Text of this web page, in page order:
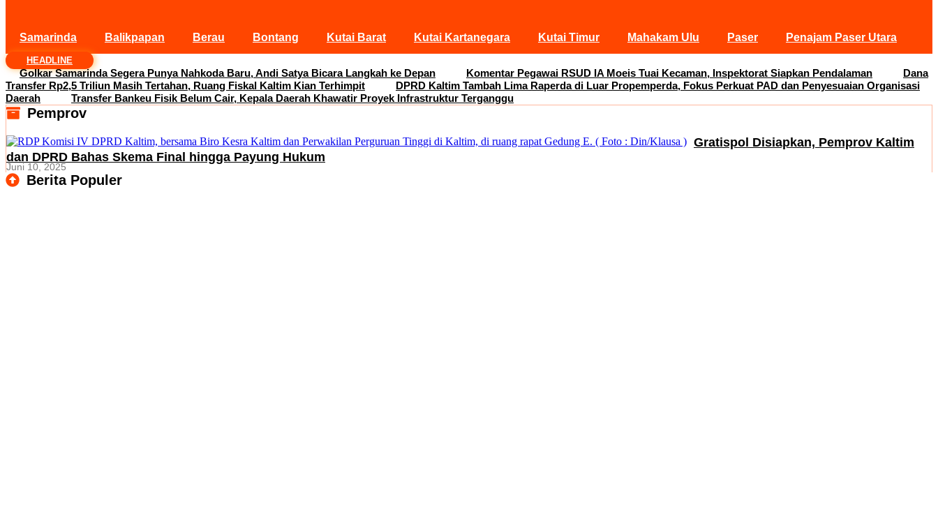
Samarinda Balikpapan Berau Bontang Kutai Barat Kutai Kartanegara Kutai Timur Mahakam Ulu Paser Penajam Paser Utara
HEADLINE
Golkar Samarinda Segera Punya Nahkoda Baru, Andi Satya Bicara Langkah ke Depan Komentar Pegawai RSUD IA Moeis Tuai Kecaman, Inspektorat Siapkan Pendalaman
Dana
Transfer Rp2,5 Triliun Masih Tertahan, Ruang Fiskal Kaltim Kian Terhimpit
DPRD Kaltim Tambah Lima Raperda di Luar Propemperda, Fokus Perkuat PAD dan Penyesuaian Organisasi
Daerah
Transfer Bankeu Fisik Belum Cair, Kepala Daerah Khawatir Proyek Infrastruktur Terganggu
Pemprov
Gratispol Disiapkan, Pemprov Kaltim
dan DPRD Bahas Skema Final hingga Payung Hukum
Juni 10, 2025
Berita Populer